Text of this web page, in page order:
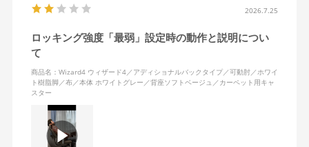
2026.7.25
ロッキング強度「最弱」設定時の動作と説明につい
て
商品名：Wizard4 ウィザード4／アディショナルバックタイプ／可動肘／ホワイ
ト樹脂脚／布／本体 ホワイトグレー／背座ソフトベージュ／カーペット用キャ
スター